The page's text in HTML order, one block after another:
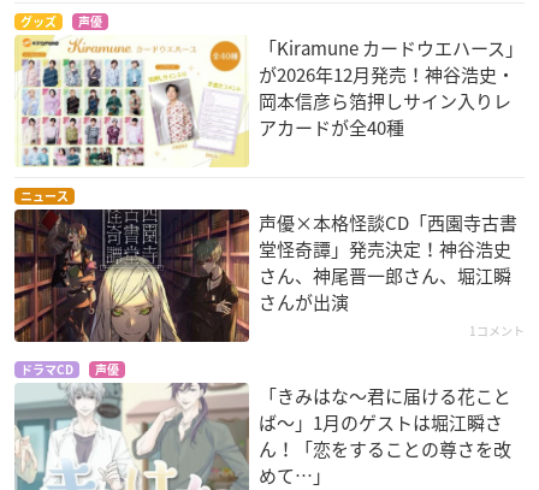
グッズ 声優
「Kiramune カードウエハース」
が2026年12月発売！神谷浩史・
岡本信彦ら箔押しサイン入りレ
アカードが全40種
ニュース
声優×本格怪談CD「西園寺古書
堂怪奇譚」発売決定！神谷浩史
さん、神尾晋一郎さん、堀江瞬
さんが出演
1コメント
ドラマCD 声優
「きみはな～君に届ける花こと
ば～」1月のゲストは堀江瞬さ
ん！「恋をすることの尊さを改
めて…」